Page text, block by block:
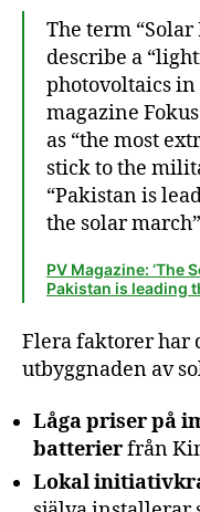
The term
describe a
photovoltaics in
magazine
as “the most
stick to the
“Pakistan is
the solar
PV Magazine: ‘The
Pakistan is leading
Flera faktorer har
utbyggnaden av
Låga priser på
batterierfrån
Lokal